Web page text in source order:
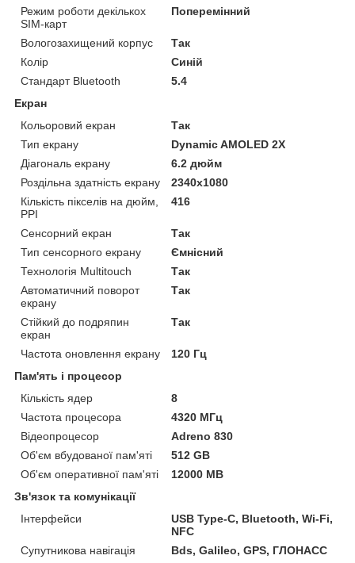
Режим роботи декількох
SIM-карт
Поперемінний
Вологозахищений корпус
Так
Колір
Синій
Стандарт Bluetooth
5.4
Екран
Кольоровий екран
Так
Тип екрану
Dynamic AMOLED 2X
Діагональ екрану
6.2 дюйм
Роздільна здатність екрану
2340x1080
Кількість пікселів на дюйм,
PPI
416
Сенсорний екран
Так
Тип сенсорного екрану
Ємнісний
Технологія Multitouch
Так
Автоматичний поворот
екрану
Так
Стійкий до подряпин
екран
Так
Частота оновлення екрану
120 Гц
Пам'ять і процесор
Кількість ядер
8
Частота процесора
4320 МГц
Відеопроцесор
Adreno 830
Об'єм вбудованої пам'яті
512 GB
Об'єм оперативної пам'яті
12000 MB
Зв'язок та комунікації
Інтерфейси
USB Type-C, Bluetooth, Wi-Fi,
NFC
Супутникова навігація
Bds, Galileo, GPS, ГЛОНАСС